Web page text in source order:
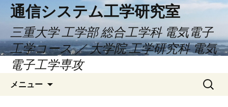
通信システム工学研究室
三重大学 工学部 総合工学科 電気電子
工学コース ／ 大学院 工学研究科 電気
電子工学専攻
メニュー
検
索: